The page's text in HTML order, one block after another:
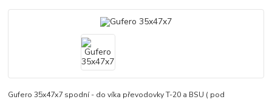
Gufero 35x47x7 spodní - do víka převodovky T-20 a BSU ( pod